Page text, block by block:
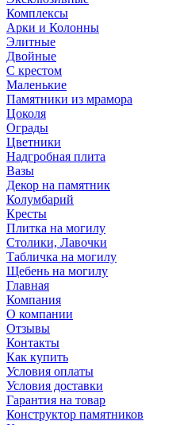
Комплексы
Арки и Колонны
Элитные
Двойные
С крестом
Маленькие
Памятники из мрамора
Цоколя
Ограды
Цветники
Надгробная плита
Вазы
Декор на памятник
Колумбарий
Кресты
Плитка на могилу
Столики, Лавочки
Табличка на могилу
Щебень на могилу
Главная
Компания
О компании
Отзывы
Контакты
Как купить
Условия оплаты
Условия доставки
Гарантия на товар
Конструктор памятников